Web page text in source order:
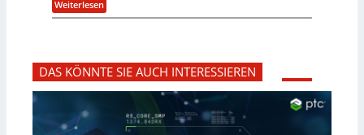
A
n
e
n
:
f
z
e
i
-
R
r
t
i
d
Weiterlesen:
S
a
c
t
s
DAS KÖNNTE SIE AUCH INTERESSIEREN